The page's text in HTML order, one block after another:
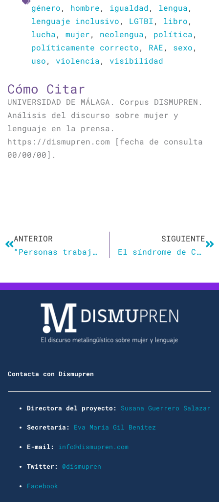
género, hombre, igualdad, lengua,
lenguaje inclusivo, LGTBI, libro,
lucha, mujer, neolengua, política,
políticamente correcto, RAE, sexo,
uso, violencia, visibilidad
Cómo Citar
UNIVERSIDAD DE MÁLAGA. Corpus DISMUPREN.
Análisis del discurso sobre mujer y
lenguaje en la prensa.
https://dismupren.com [fecha de consulta
00/00/00].
ANTERIOR
“Personas trabajadoras”
SIGUIENTE
El síndrome de Calimero: quejarse como una forma de ser y relacionarse
Contacta con Dismupren
Directora del proyecto: Susana Guerrero Salazar
Secretaría: Eva María Gil Benítez
E-mail: info@dismupren.com
Twitter: @dismupren
Facebook